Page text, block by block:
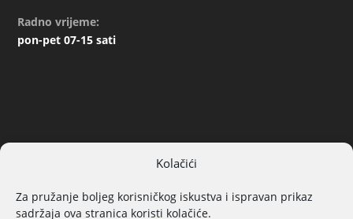
Kolačići
Za pružanje boljeg korisničkog iskustva i ispravan prikaz
sadržaja ova stranica koristi kolačiće.
Radno vrijeme:
pon-pet 07-15 sati